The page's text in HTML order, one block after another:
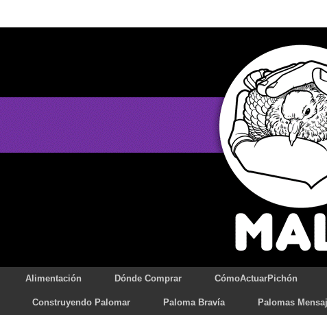
Alimentación Dónde Comprar CómoActuarPichón
Construyendo Palomar Paloma Bravía Palomas